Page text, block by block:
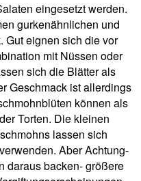
eingesetzt werden.
gurkenähnlichen und
Gut eignen sich die vor
mit Nüssen oder
sich die Blätter als
Geschmack ist allerdings
können als
Torten. Die kleinen
lassen sich
Aber Achtung-
daraus backen- größere